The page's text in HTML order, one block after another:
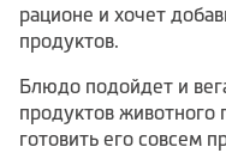
рационе и хочет
продуктов.
Блюдо подойдет и
продуктов животного
готовить его совсем